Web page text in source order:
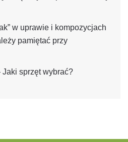
w uprawie i kompozycjach
pamiętać przy
sprzęt wybrać?